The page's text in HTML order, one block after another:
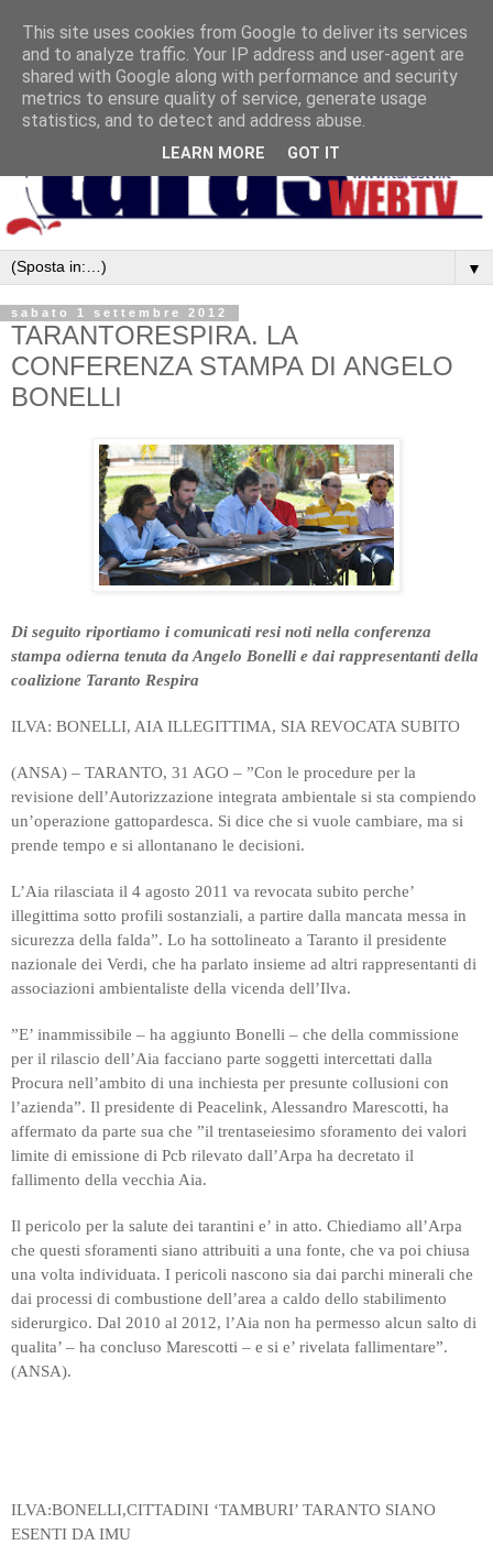
▼
sabato 1 settembre 2012
TARANTORESPIRA. LA
CONFERENZA STAMPA DI ANGELO
BONELLI
Di seguito riportiamo i comunicati resi noti nella conferenza
stampa odierna tenuta da Angelo Bonelli e dai rappresentanti della
coalizione Taranto Respira
ILVA: BONELLI, AIA ILLEGITTIMA, SIA REVOCATA SUBITO
(ANSA) – TARANTO, 31 AGO – ”Con le procedure per la
revisione dell’Autorizzazione integrata ambientale si sta compiendo
un’operazione gattopardesca. Si dice che si vuole cambiare, ma si
prende tempo e si allontanano le decisioni.
L’Aia rilasciata il 4 agosto 2011 va revocata subito perche’
illegittima sotto profili sostanziali, a partire dalla mancata messa in
sicurezza della falda”. Lo ha sottolineato a Taranto il presidente
nazionale dei Verdi, che ha parlato insieme ad altri rappresentanti di
associazioni ambientaliste della vicenda dell’Ilva.
”E’ inammissibile – ha aggiunto Bonelli – che della commissione
per il rilascio dell’Aia facciano parte soggetti intercettati dalla
Procura nell’ambito di una inchiesta per presunte collusioni con
l’azienda”. Il presidente di Peacelink, Alessandro Marescotti, ha
affermato da parte sua che ”il trentaseiesimo sforamento dei valori
limite di emissione di Pcb rilevato dall’Arpa ha decretato il
fallimento della vecchia Aia.
Il pericolo per la salute dei tarantini e’ in atto. Chiediamo all’Arpa
che questi sforamenti siano attribuiti a una fonte, che va poi chiusa
una volta individuata. I pericoli nascono sia dai parchi minerali che
dai processi di combustione dell’area a caldo dello stabilimento
siderurgico. Dal 2010 al 2012, l’Aia non ha permesso alcun salto di
qualita’ – ha concluso Marescotti – e si e’ rivelata fallimentare”.
(ANSA).
ILVA:BONELLI,CITTADINI ‘TAMBURI’ TARANTO SIANO
ESENTI DA IMU
This site uses cookies from Google to deliver its services
and to analyze traffic. Your IP address and user-agent are
shared with Google along with performance and security
metrics to ensure quality of service, generate usage
statistics, and to detect and address abuse.
LEARN MORE GOT IT